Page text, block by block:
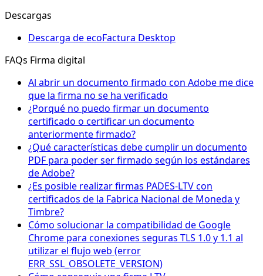
Descargas
Descarga de ecoFactura Desktop
FAQs Firma digital
Al abrir un documento firmado con Adobe me dice
que la firma no se ha verificado
¿Porqué no puedo firmar un documento
certificado o certificar un documento
anteriormente firmado?
¿Qué características debe cumplir un documento
PDF para poder ser firmado según los estándares
de Adobe?
¿Es posible realizar firmas PADES-LTV con
certificados de la Fabrica Nacional de Moneda y
Timbre?
Cómo solucionar la compatibilidad de Google
Chrome para conexiones seguras TLS 1.0 y 1.1 al
utilizar el flujo web (error
ERR_SSL_OBSOLETE_VERSION)